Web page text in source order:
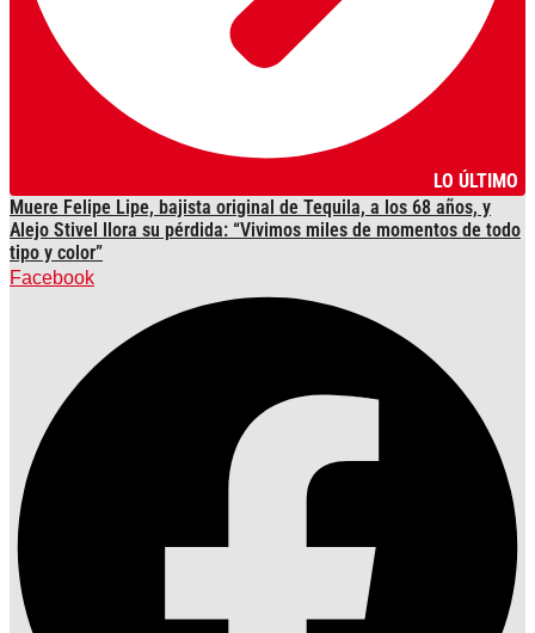
LO ÚLTIMO
Muere Felipe Lipe, bajista original de Tequila, a los 68 años, y
Alejo Stivel llora su pérdida: “Vivimos miles de momentos de todo
tipo y color”
Facebook